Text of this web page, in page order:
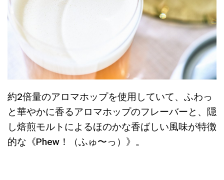
約2倍量のアロマホップを使用していて、ふわっ
と華やかに香るアロマホップのフレーバーと、隠
し焙煎モルトによるほのかな香ばしい風味が特徴
的な《Phew！（ふゅ〜っ）》。